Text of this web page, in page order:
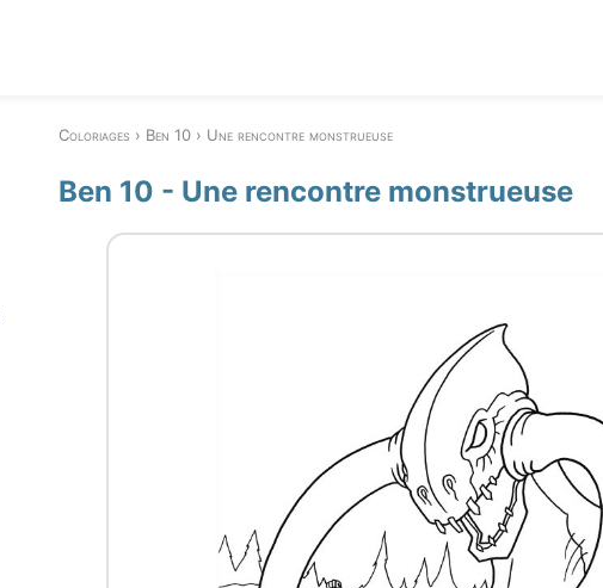
Coloriages Ben 10 Une rencontre monstrueuse
Ben 10 - Une rencontre monstrueuse